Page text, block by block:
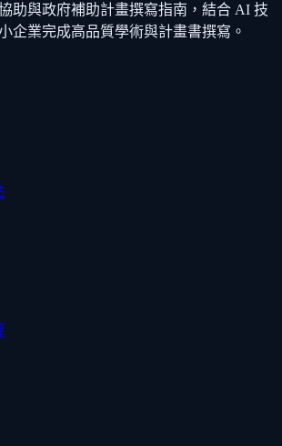
助與政府補助計畫撰寫指南，結合 AI 技
企業完成高品質學術與計畫書撰寫。